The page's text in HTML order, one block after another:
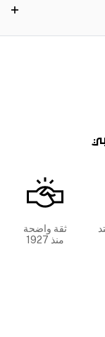
ثقة واضحة
منذ 1927